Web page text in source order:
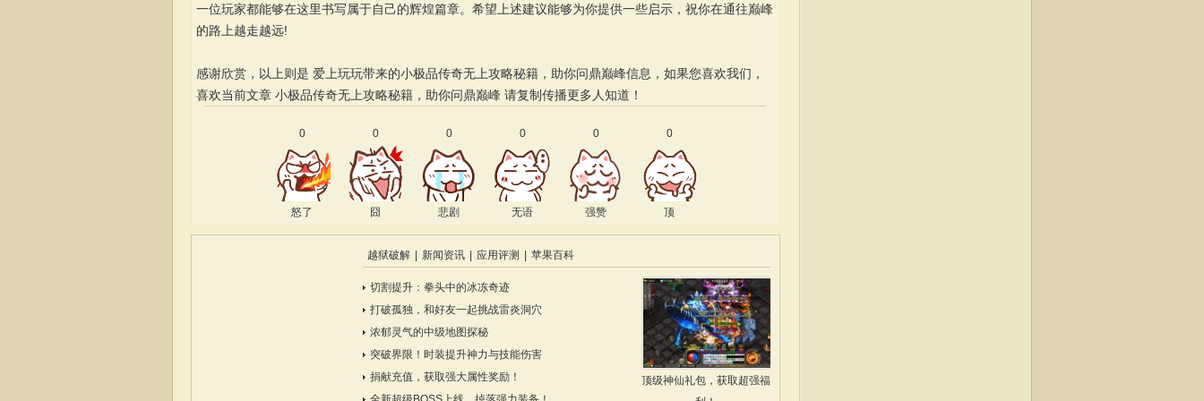
一位玩家都能够在这里书写属于自己的辉煌篇章。希望上述建议能够为你提供一些启示，祝你在通往巅峰
的路上越走越远!
感谢欣赏，以上则是 爱上玩玩带来的小极品传奇无上攻略秘籍，助你问鼎巅峰信息，如果您喜欢我们，
喜欢当前文章 小极品传奇无上攻略秘籍，助你问鼎巅峰 请复制传播更多人知道！
0
怒了
0
囧
0
悲剧
0
无语
0
强赞
0
顶
越狱破解 新闻资讯 应用评测 苹果百科
切割提升：拳头中的冰冻奇迹
打破孤独，和好友一起挑战雷炎洞穴
浓郁灵气的中级地图探秘
突破界限！时装提升神力与技能伤害
捐献充值，获取强大属性奖励！
顶级神仙礼包，获取超强福